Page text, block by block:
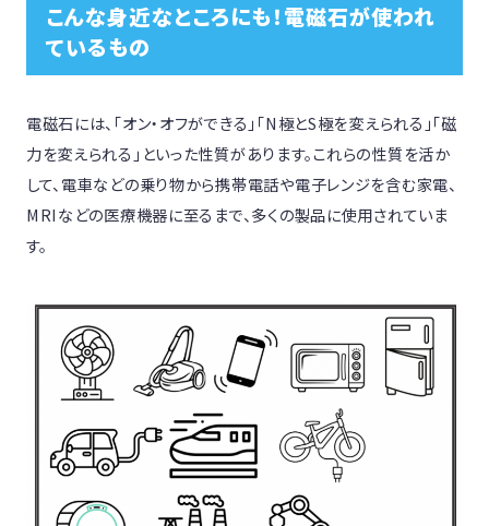
こんな身近なところにも！電磁石が使われ
ているもの
電磁石には、「オン・オフができる」「N極とS極を変えられる」「磁
力を変えられる」といった性質があります。これらの性質を活か
して、電車などの乗り物から携帯電話や電子レンジを含む家電、
MRIなどの医療機器に至るまで、多くの製品に使用されていま
す。